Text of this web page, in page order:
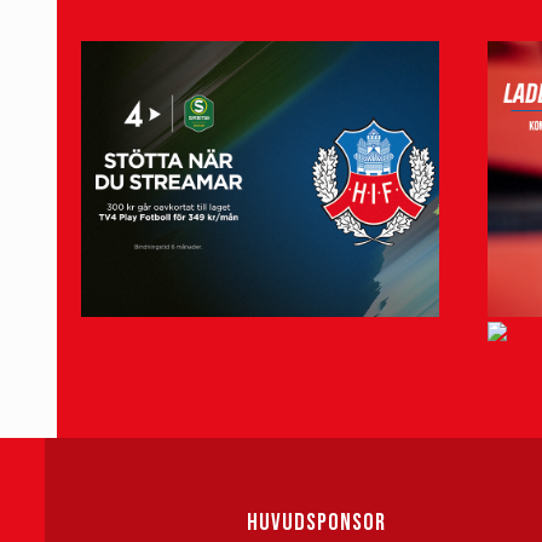
HUVUDSPONSOR